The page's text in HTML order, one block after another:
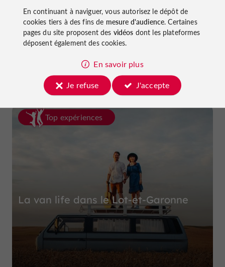
Ferme et Musée du Pruneau
Top expériences
La van life dans le Lot-et-Garonne
En continuant à naviguer, vous autorisez le dépôt de
cookies tiers à des fins de mesure d'audience. Certaines
pages du site proposent des vidéos dont les plateformes
déposent également des cookies.
En savoir plus
Je refuse
J'accepte